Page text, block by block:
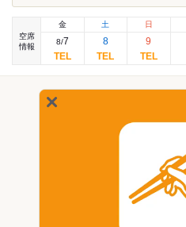
空席
情報
金
8/7
土
8
日
9